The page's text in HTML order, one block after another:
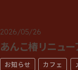
2026/05/26
あんこ椿リニュー
お知らせ カフェ